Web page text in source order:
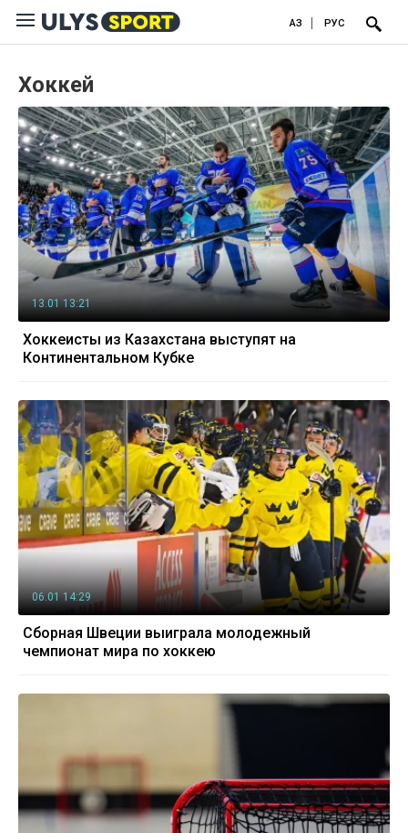
ҚАЗ РУС
Хоккей
13.01 13:21
Хоккеисты из Казахстана выступят на
Континентальном Кубке
06.01 14:29
Сборная Швеции выиграла молодежный
чемпионат мира по хоккею